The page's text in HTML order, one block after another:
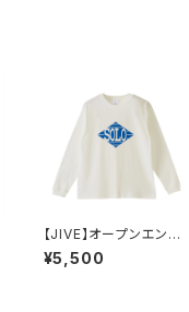
【JIVE】オープンエンド
ロングスリーブTシャツ
（ナチュラル）
¥5,500